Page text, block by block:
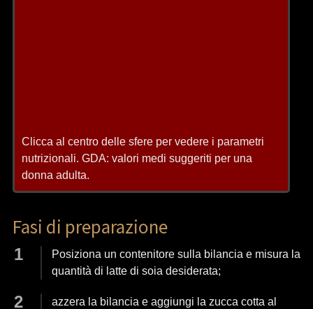
Clicca al centro delle sfere per vedere i parametri
nutrizionali. GDA: valori medi suggeriti per una
donna adulta.
Fasi di preparazione
Posiziona un contenitore sulla bilancia e misura la
quantità di latte di soia desiderata;
azzera la bilancia e aggiungi la zucca cotta al